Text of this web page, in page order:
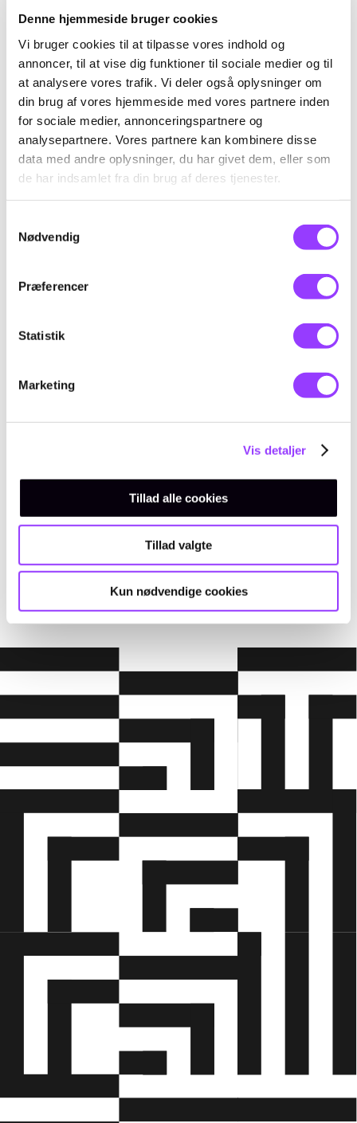
Denne hjemmeside bruger cookies
Vi bruger cookies til at tilpasse vores indhold og
annoncer, til at vise dig funktioner til sociale medier og til
at analysere vores trafik. Vi deler også oplysninger om
din brug af vores hjemmeside med vores partnere inden
for sociale medier, annonceringspartnere og
analysepartnere. Vores partnere kan kombinere disse
data med andre oplysninger, du har givet dem, eller som
de har indsamlet fra din brug af deres tjenester.
Nødvendig
Præferencer
Statistik
Marketing
Vis detaljer
Tillad alle cookies
Tillad valgte
Kun nødvendige cookies
af egnede opgaver i bygningsmalerfaget
med airless udstyr og anvende airless-
sprøjter og vælge dyser, viskositet og tryk til
udførelse af konkrete sprøjteopgaver. Du
kan udføre sprøjtespartel med
hensigtsmæssige teknikker og overholde
kravet til lagtykkelse og dækningsgrad ved
malebehandling af facader og gulve.
Kursus-
administration
TELEFON
+45 3817 7407